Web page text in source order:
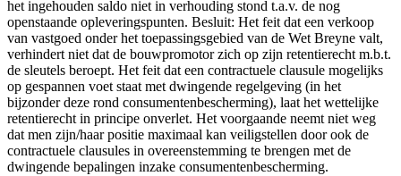
het ingehouden saldo niet in verhouding stond t.a.v. de nog
openstaande opleveringspunten. Besluit: Het feit dat een verkoop
van vastgoed onder het toepassingsgebied van de Wet Breyne valt,
verhindert niet dat de bouwpromotor zich op zijn retentierecht m.b.t.
de sleutels beroept. Het feit dat een contractuele clausule mogelijks
op gespannen voet staat met dwingende regelgeving (in het
bijzonder deze rond consumentenbescherming), laat het wettelijke
retentierecht in principe onverlet. Het voorgaande neemt niet weg
dat men zijn/haar positie maximaal kan veiligstellen door ook de
contractuele clausules in overeenstemming te brengen met de
dwingende bepalingen inzake consumentenbescherming.